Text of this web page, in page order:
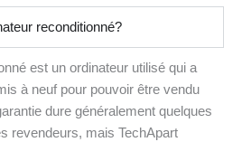
reconditionné?
est un ordinateur utilisé qui a
à neuf pour pouvoir être vendu
dure généralement quelques
revendeurs, mais TechApart